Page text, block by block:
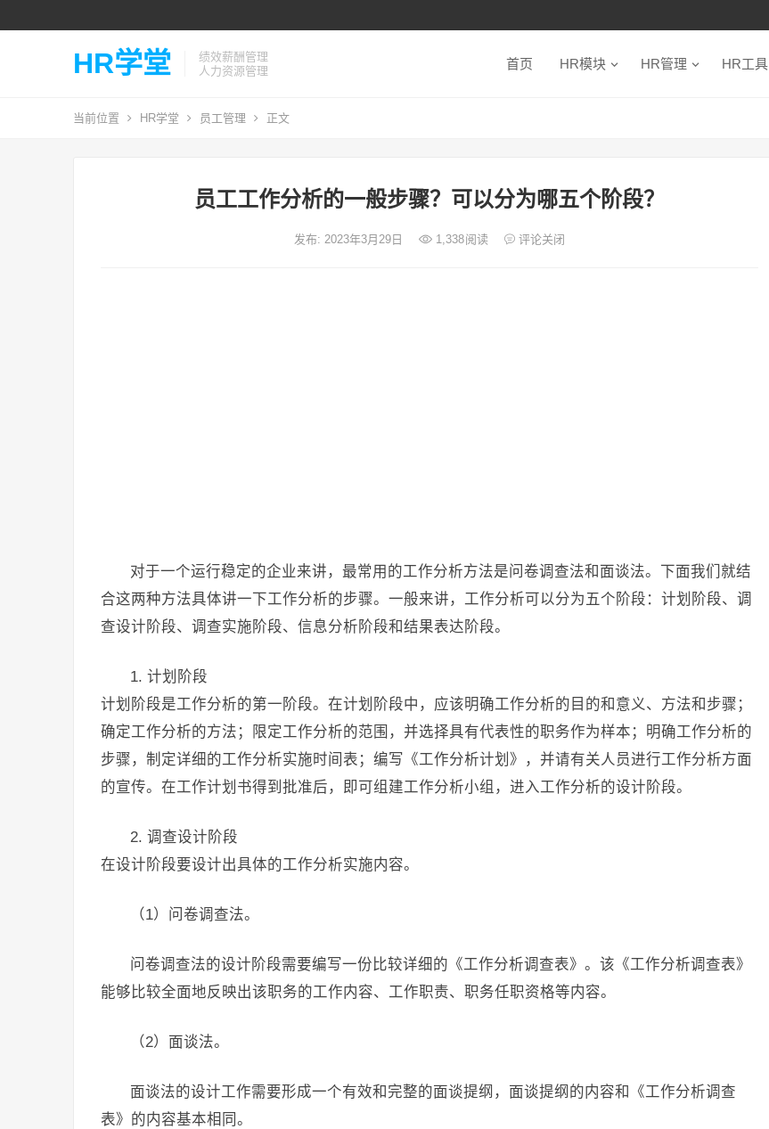
HR学堂
绩效薪酬管理
人力资源管理
首页 HR模块 HR管理 HR工具
当前位置 HR学堂 员工管理 正文
员工工作分析的一般步骤？可以分为哪五个阶段？
发布: 2023年3月29日 1,338阅读 评论关闭
对于一个运行稳定的企业来讲，最常用的工作分析方法是问卷调查法和面谈法。下面我们就结
合这两种方法具体讲一下工作分析的步骤。一般来讲，工作分析可以分为五个阶段：计划阶段、调
查设计阶段、调查实施阶段、信息分析阶段和结果表达阶段。
1. 计划阶段
计划阶段是工作分析的第一阶段。在计划阶段中，应该明确工作分析的目的和意义、方法和步骤；
确定工作分析的方法；限定工作分析的范围，并选择具有代表性的职务作为样本；明确工作分析的
步骤，制定详细的工作分析实施时间表；编写《工作分析计划》，并请有关人员进行工作分析方面
的宣传。在工作计划书得到批准后，即可组建工作分析小组，进入工作分析的设计阶段。
2. 调查设计阶段
在设计阶段要设计出具体的工作分析实施内容。
（1）问卷调查法。
问卷调查法的设计阶段需要编写一份比较详细的《工作分析调查表》。该《工作分析调查表》
能够比较全面地反映出该职务的工作内容、工作职责、职务任职资格等内容。
（2）面谈法。
面谈法的设计工作需要形成一个有效和完整的面谈提纲，面谈提纲的内容和《工作分析调查
表》的内容基本相同。